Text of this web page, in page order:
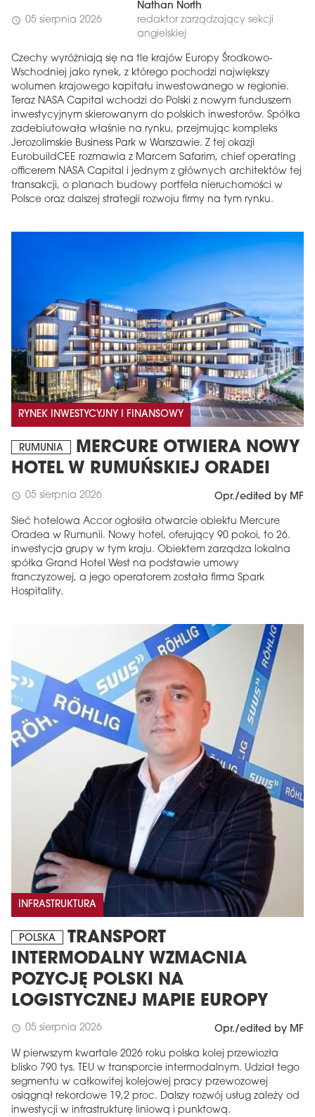
schedule 05 sierpnia 2026
Nathan North
redaktor zarządzający sekcji
angielskiej
Czechy wyróżniają się na tle krajów Europy Środkowo-
Wschodniej jako rynek, z którego pochodzi największy
wolumen krajowego kapitału inwestowanego w regionie.
Teraz NASA Capital wchodzi do Polski z nowym funduszem
inwestycyjnym skierowanym do polskich inwestorów. Spółka
zadebiutowała właśnie na rynku, przejmując kompleks
Jerozolimskie Business Park w Warszawie. Z tej okazji
EurobuildCEE rozmawia z Marcem Safarim, chief operating
officerem NASA Capital i jednym z głównych architektów tej
transakcji, o planach budowy portfela nieruchomości w
Polsce oraz dalszej strategii rozwoju firmy na tym rynku.
RYNEK INWESTYCYJNY I FINANSOWY
RUMUNIA
MERCURE OTWIERA NOWY
HOTEL W RUMUŃSKIEJ ORADEI
schedule 05 sierpnia 2026 Opr./edited by MF
Sieć hotelowa Accor ogłosiła otwarcie obiektu Mercure
Oradea w Rumunii. Nowy hotel, oferujący 90 pokoi, to 26.
inwestycja grupy w tym kraju. Obiektem zarządza lokalna
spółka Grand Hotel West na podstawie umowy
franczyzowej, a jego operatorem została firma Spark
Hospitality.
INFRASTRUKTURA
POLSKA
TRANSPORT
INTERMODALNY WZMACNIA
POZYCJĘ POLSKI NA
LOGISTYCZNEJ MAPIE EUROPY
schedule 05 sierpnia 2026 Opr./edited by MF
W pierwszym kwartale 2026 roku polska kolej przewiozła
blisko 790 tys. TEU w transporcie intermodalnym. Udział tego
segmentu w całkowitej kolejowej pracy przewozowej
osiągnął rekordowe 19,2 proc. Dalszy rozwój usług zależy od
inwestycji w infrastrukturę liniową i punktową.